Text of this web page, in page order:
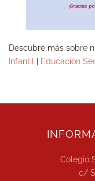
Descubre más sobre
Infantil
Educación
Colegio
c/